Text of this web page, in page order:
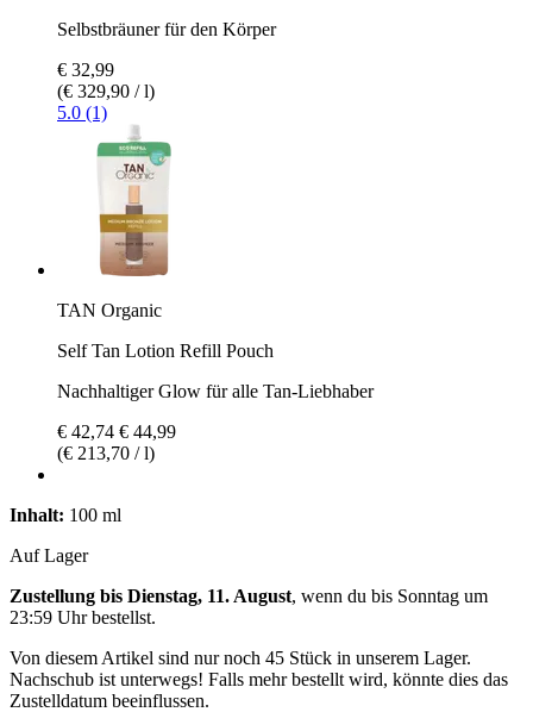
Selbstbräuner für den Körper
€ 32,99
(€ 329,90 / l)
5.0 (1)
TAN Organic
Self Tan Lotion Refill Pouch
Nachhaltiger Glow für alle Tan-Liebhaber
€ 42,74 € 44,99
(€ 213,70 / l)
Inhalt: 100 ml
Auf Lager
Zustellung bis Dienstag, 11. August, wenn du bis Sonntag um
23:59 Uhrbestellst.
Von diesem Artikel sind nur noch 45 Stück in unserem Lager.
Nachschub ist unterwegs! Falls mehr bestellt wird, könnte dies das
Zustelldatum beeinflussen.